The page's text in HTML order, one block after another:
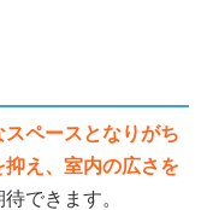
スペースとなりがち
え、室内の広さを
待できます。